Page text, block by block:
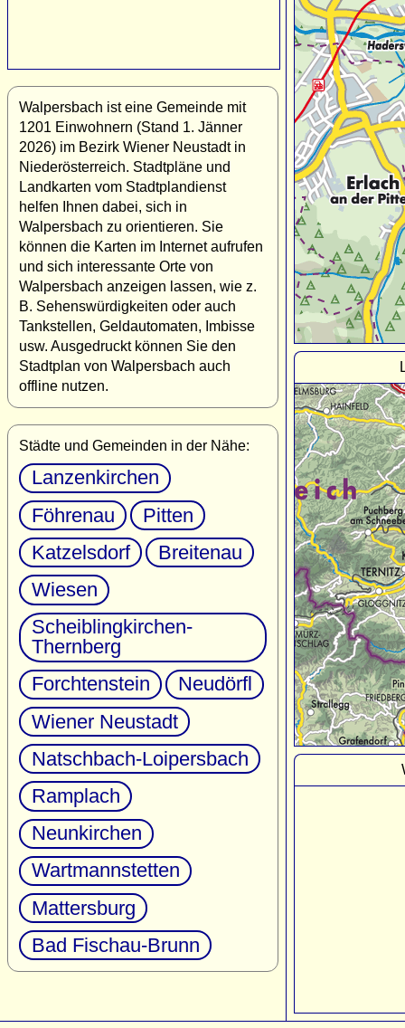
Walpersbach ist eine Gemeinde mit
1201 Einwohnern (Stand 1. Jänner
2026) im Bezirk Wiener Neustadt in
Niederösterreich. Stadtpläne und
Landkarten vom Stadtplandienst
helfen Ihnen dabei, sich in
Walpersbach zu orientieren. Sie
können die Karten im Internet aufrufen
und sich interessante Orte von
Walpersbach anzeigen lassen, wie z.
B. Sehenswürdigkeiten oder auch
Tankstellen, Geldautomaten, Imbisse
usw. Ausgedruckt können Sie den
Stadtplan von Walpersbach auch
offline nutzen.
Städte und Gemeinden in der Nähe:
Lanzenkirchen
Föhrenau
Pitten
Katzelsdorf
Breitenau
Wiesen
Scheiblingkirchen-
Thernberg
Forchtenstein
Neudörfl
Wiener Neustadt
Natschbach-Loipersbach
Ramplach
Neunkirchen
Wartmannstetten
Mattersburg
Bad Fischau-Brunn